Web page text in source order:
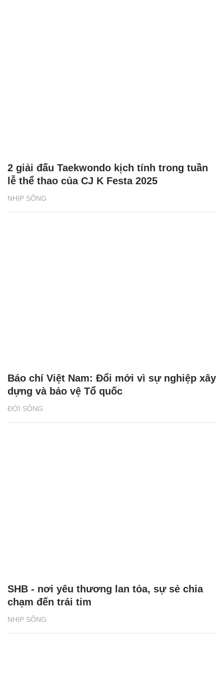
NHỊP SỐNG
2 giải đấu Taekwondo kịch tính trong tuần
lễ thể thao của CJ K Festa 2025
ĐỜI SỐNG
Báo chí Việt Nam: Đổi mới vì sự nghiệp xây
dựng và bảo vệ Tổ quốc
NHỊP SỐNG
SHB - nơi yêu thương lan tỏa, sự sẻ chia
chạm đến trái tim